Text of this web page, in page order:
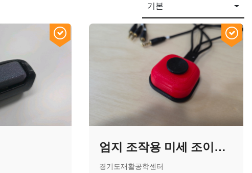
기본
엄지 조작용 미세 조이스틱
경기도재활공학센터